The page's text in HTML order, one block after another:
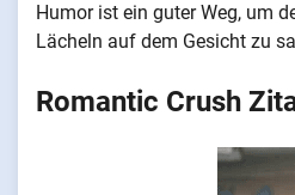
Humor ist ein guter Weg, um
Lächeln auf dem Gesicht zu
Romantic Crush